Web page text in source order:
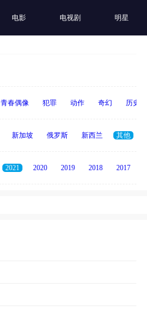
电影 电视剧 明星
青春偶像 犯罪 动作 奇幻 历史
新加坡 俄罗斯 新西兰 其他
2021 2020 2019 2018 2017